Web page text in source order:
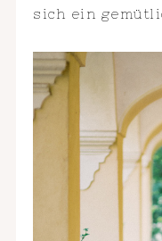
sich ein